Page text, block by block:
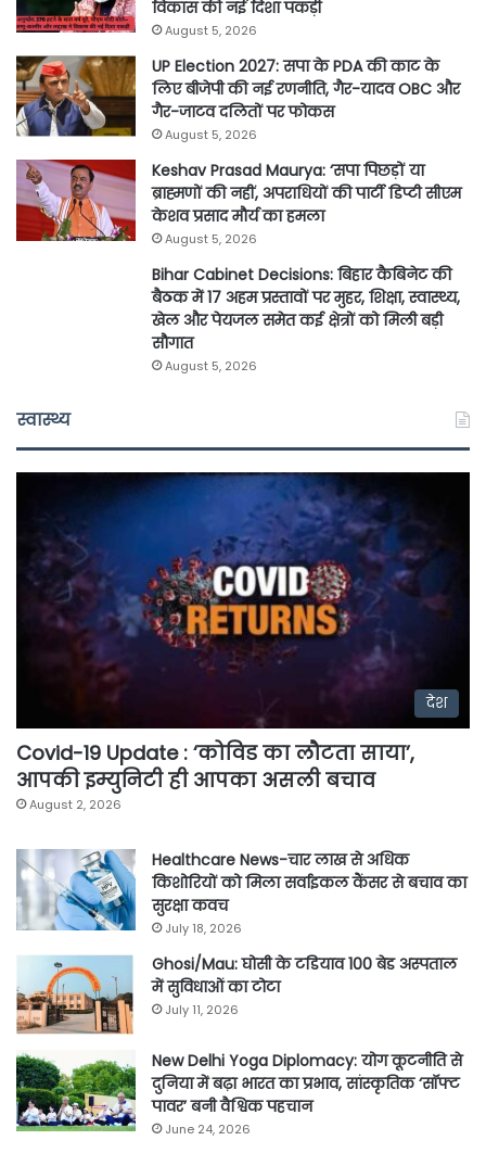
विकास की नई दिशा पकड़ी
August 5, 2026
UP Election 2027: सपा के PDA की काट के
लिए बीजेपी की नई रणनीति, गैर-यादव OBC और
गैर-जाटव दलितों पर फोकस
August 5, 2026
Keshav Prasad Maurya: ‘सपा पिछड़ों या
ब्राह्मणों की नहीं, अपराधियों की पार्टी डिप्टी सीएम
केशव प्रसाद मौर्य का हमला
August 5, 2026
Bihar Cabinet Decisions: बिहार कैबिनेट की
बैठक में 17 अहम प्रस्तावों पर मुहर, शिक्षा, स्वास्थ्य,
खेल और पेयजल समेत कई क्षेत्रों को मिली बड़ी
सौगात
August 5, 2026
स्वास्थ्य
देश
Covid-19 Update : ‘कोविड का लौटता साया’,
आपकी इम्युनिटी ही आपका असली बचाव
August 2, 2026
Healthcare News-चार लाख से अधिक
किशोरियों को मिला सर्वाइकल कैंसर से बचाव का
सुरक्षा कवच
July 18, 2026
Ghosi/Mau: घोसी के टडियाव 100 बेड अस्पताल
में सुविधाओं का टोटा
July 11, 2026
New Delhi Yoga Diplomacy: योग कूटनीति से
दुनिया में बढ़ा भारत का प्रभाव, सांस्कृतिक ‘सॉफ्ट
पावर’ बनी वैश्विक पहचान
June 24, 2026